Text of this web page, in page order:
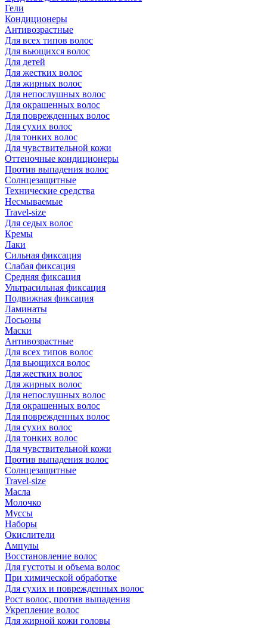
Гели
Кондиционеры
Антивозрастные
Для всех типов волос
Для вьющихся волос
Для детей
Для жестких волос
Для жирных волос
Для непослушных волос
Для окрашенных волос
Для поврежденных волос
Для сухих волос
Для тонких волос
Для чувствительной кожи
Оттеночные кондиционеры
Против выпадения волос
Солнцезащитные
Технические средства
Несмываемые
Travel-size
Для седых волос
Кремы
Лаки
Сильная фиксация
Слабая фиксация
Средняя фиксация
Ультрасильная фиксация
Подвижная фиксация
Ламинаты
Лосьоны
Маски
Антивозрастные
Для всех типов волос
Для вьющихся волос
Для жестких волос
Для жирных волос
Для непослушных волос
Для окрашенных волос
Для поврежденных волос
Для сухих волос
Для тонких волос
Для чувствительной кожи
Против выпадения волос
Солнцезащитные
Travel-size
Масла
Молочко
Муссы
Наборы
Окислители
Ампулы
Восстановление волос
Для густоты и объема волос
При химической обработке
Для сухих и поврежденных волос
Рост волос, против выпадения
Укрепление волос
Для жирной кожи головы